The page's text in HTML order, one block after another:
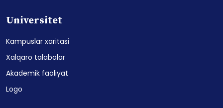
Universitet
Kampuslar xaritasi
Xalqaro talabalar
Akademik faoliyat
Logo